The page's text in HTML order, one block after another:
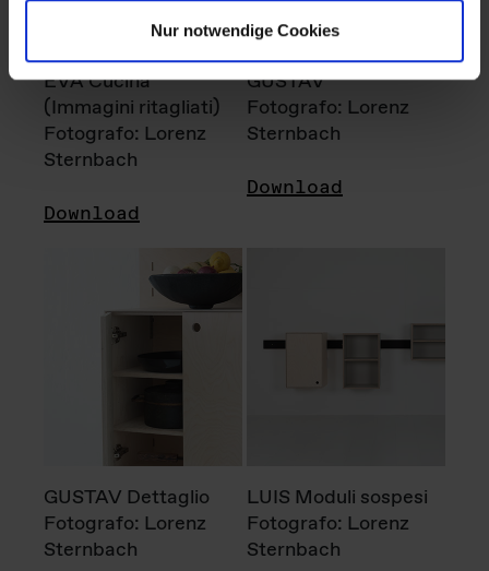
Nur notwendige Cookies
EVA Cucina
(Immagini ritagliati)
Fotografo: Lorenz
Sternbach
Download
GUSTAV
Fotografo: Lorenz
Sternbach
Download
GUSTAV Dettaglio
Fotografo: Lorenz
Sternbach
LUIS Moduli sospesi
Fotografo: Lorenz
Sternbach